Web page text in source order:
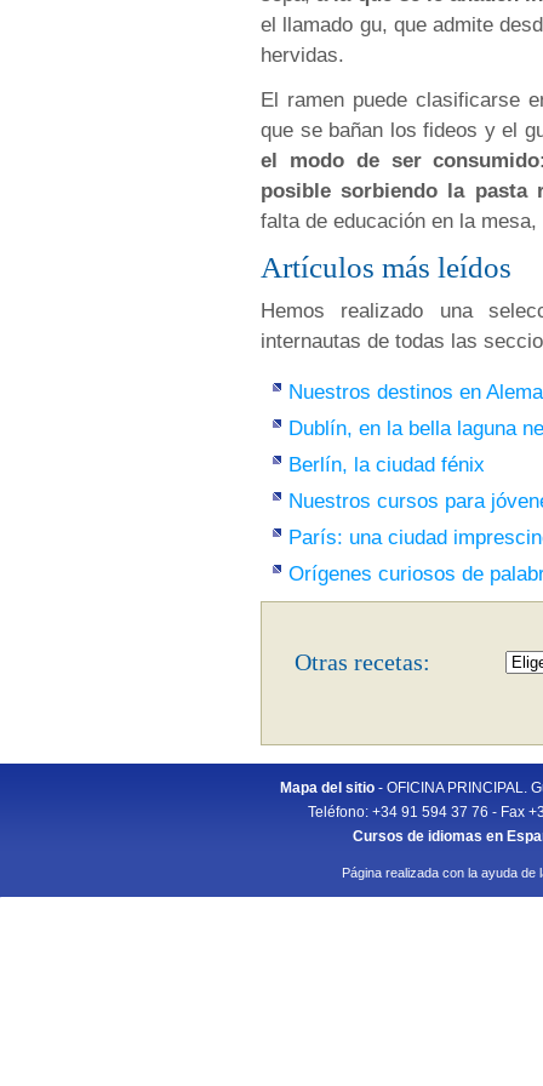
el llamado gu, que admite
hervidas.
El ramen puede clasificarse
que se bañan los fideos y el
el modo de ser
posible sorbiendo la pasta
falta de educación en la
Artículos más leídos
Hemos realizado una
internautas de todas las
Nuestros destinos en
Dublín, en la bella laguna
Berlín, la ciudad fénix
Nuestros cursos para
París: una ciudad
Orígenes curiosos de
Otras recetas:
Mapa del sitio- OFICINA PRINCIPAL.
Teléfono: +34 91 594 37 76 - Fax
Cursos de idiomas en
Página realizada con la ayuda